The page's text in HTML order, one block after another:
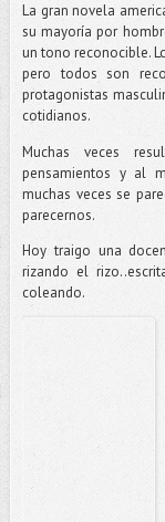
La gran novela
su mayoría por
un tono reconocible.
pero todos son
protagonistas
cotidianos.
Muchas veces
pensamientos y al
muchas veces se
parecernos.
Hoy traigo una
rizando el
coleando.